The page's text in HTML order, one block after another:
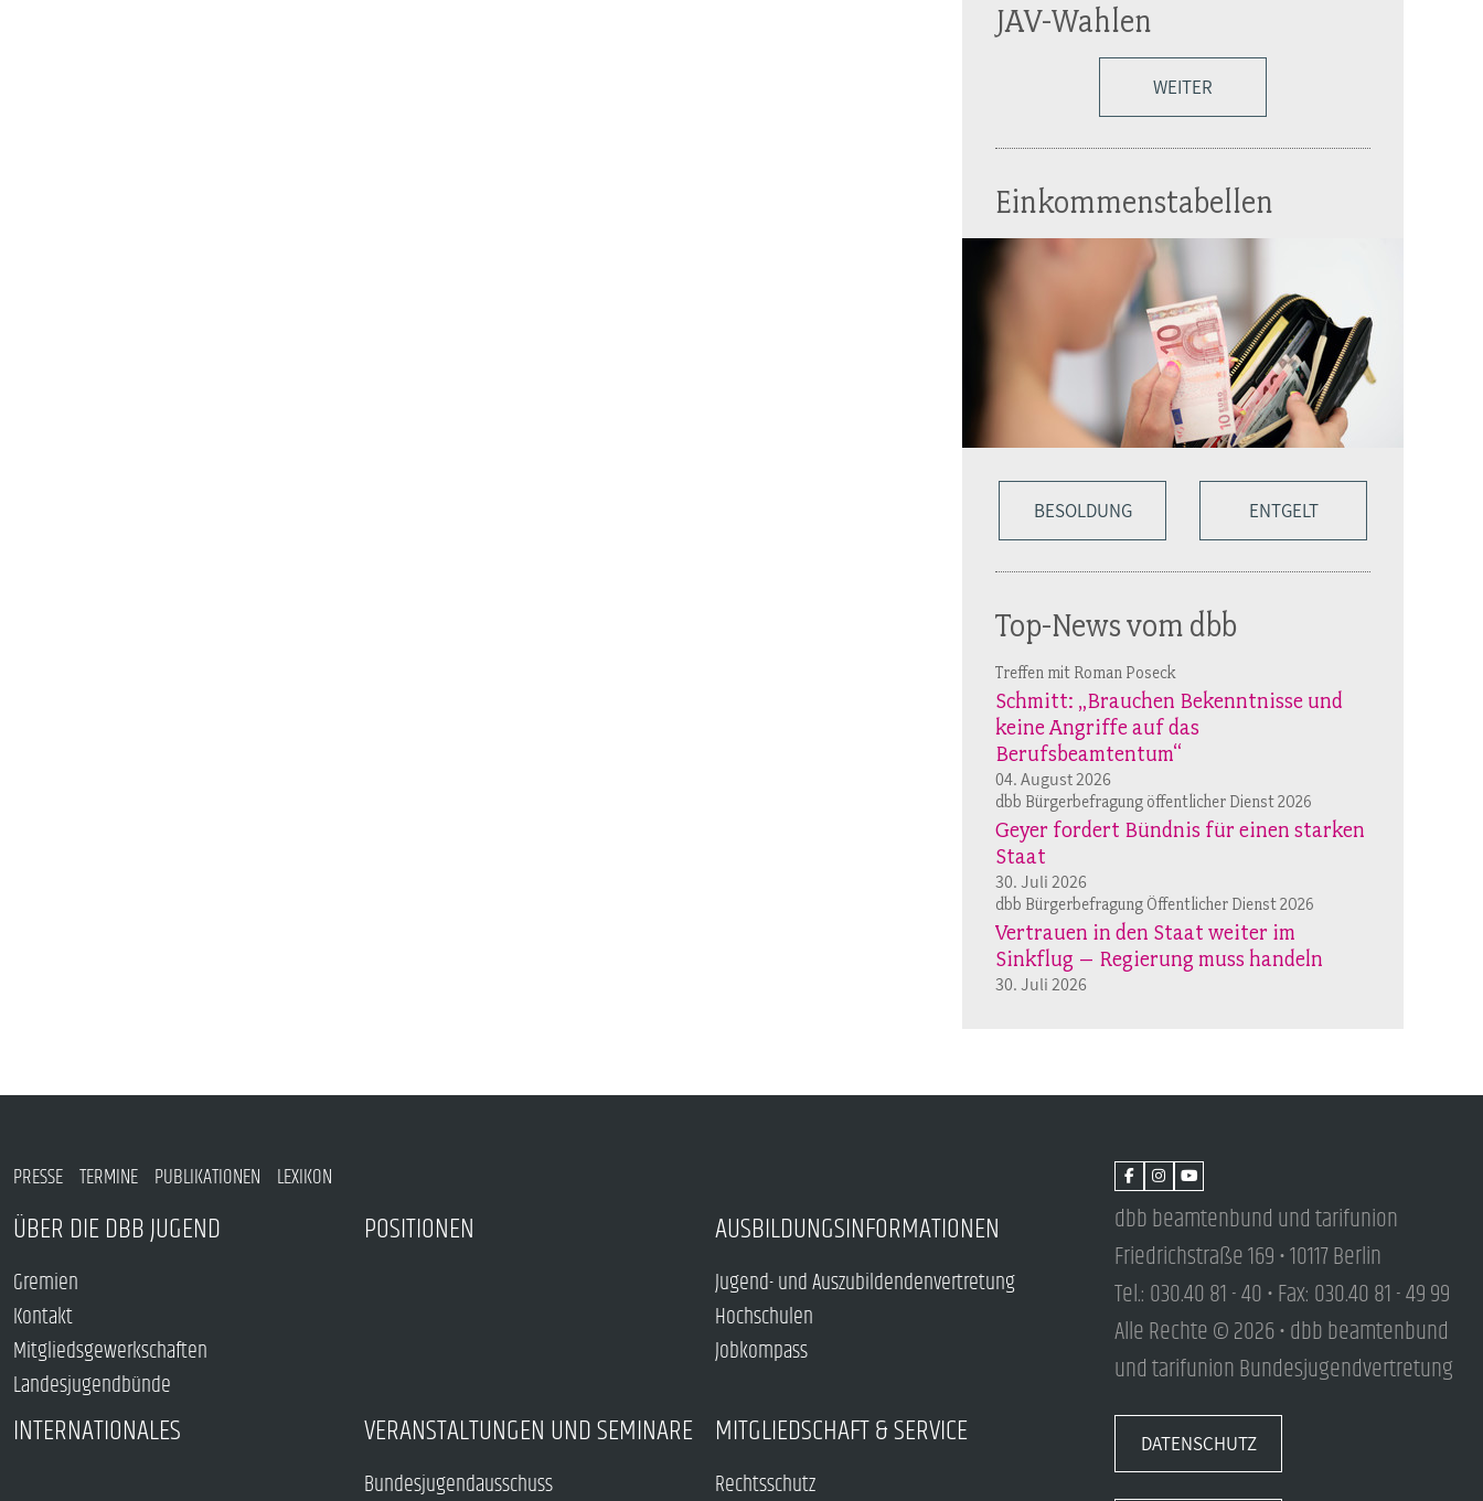
JAV-Wahlen
WEITER
Einkommenstabellen
BESOLDUNG ENTGELT
Top-News vom dbb
Treffen mit Roman Poseck
Schmitt: „Brauchen Bekenntnisse und
keine Angriffe auf das
Berufsbeamtentum“
04. August 2026
dbb Bürgerbefragung öffentlicher Dienst 2026
Geyer fordert Bündnis für einen starken
Staat
30. Juli 2026
dbb Bürgerbefragung Öffentlicher Dienst 2026
Vertrauen in den Staat weiter im
Sinkflug – Regierung muss handeln
30. Juli 2026
PRESSE TERMINE PUBLIKATIONEN LEXIKON
ÜBER DIE DBB JUGEND
Gremien
Kontakt
Mitgliedsgewerkschaften
Landesjugendbünde
POSITIONEN AUSBILDUNGSINFORMATIONEN
Jugend- und Auszubildendenvertretung
Hochschulen
Jobkompass
INTERNATIONALES VERANSTALTUNGEN UND SEMINARE
Bundesjugendausschuss
MITGLIEDSCHAFT & SERVICE
Rechtsschutz
dbb beamtenbund und tarifunion
Friedrichstraße 169 • 10117 Berlin
Tel.: 030.40 81 - 40 • Fax: 030.40 81 - 49 99
Alle Rechte © 2026 • dbb beamtenbund
und tarifunion Bundesjugendvertretung
DATENSCHUTZ